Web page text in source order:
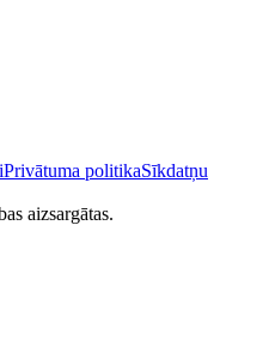
Privātuma politikaSīkdatņu
aizsargātas.